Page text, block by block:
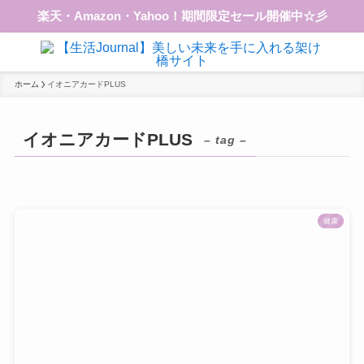
楽天・Amazon・Yahoo！期間限定セール開催中☆彡
ホーム イオニアカードPLUS
イオニアカードPLUS – tag –
健康